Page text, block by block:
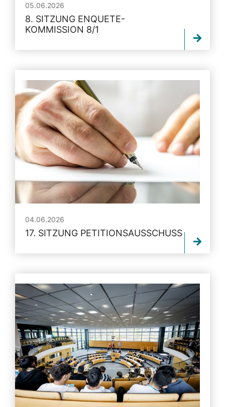
05.06.2026
8. SITZUNG ENQUETE-
KOMMISSION 8/1
04.06.2026
17. SITZUNG PETITIONSAUSSCHUSS